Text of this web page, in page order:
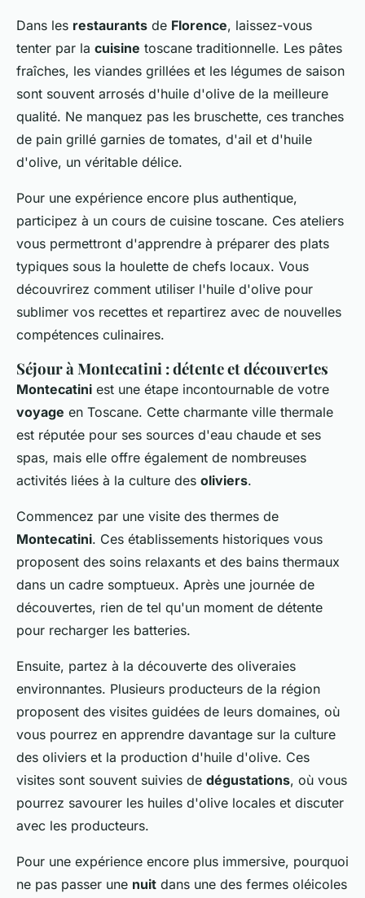
Dans les restaurants de Florence, laissez-vous
tenter par la cuisine toscane traditionnelle. Les pâtes
fraîches, les viandes grillées et les légumes de saison
sont souvent arrosés d'huile d'olive de la meilleure
qualité. Ne manquez pas les bruschette, ces tranches
de pain grillé garnies de tomates, d'ail et d'huile
d'olive, un véritable délice.
Pour une expérience encore plus authentique,
participez à un cours de cuisine toscane. Ces ateliers
vous permettront d'apprendre à préparer des plats
typiques sous la houlette de chefs locaux. Vous
découvrirez comment utiliser l'huile d'olive pour
sublimer vos recettes et repartirez avec de nouvelles
compétences culinaires.
Séjour à Montecatini : détente et découvertes
Montecatini est une étape incontournable de votre
voyage en Toscane. Cette charmante ville thermale
est réputée pour ses sources d'eau chaude et ses
spas, mais elle offre également de nombreuses
activités liées à la culture des oliviers.
Commencez par une visite des thermes de
Montecatini. Ces établissements historiques vous
proposent des soins relaxants et des bains thermaux
dans un cadre somptueux. Après une journée de
découvertes, rien de tel qu'un moment de détente
pour recharger les batteries.
Ensuite, partez à la découverte des oliveraies
environnantes. Plusieurs producteurs de la région
proposent des visites guidées de leurs domaines, où
vous pourrez en apprendre davantage sur la culture
des oliviers et la production d'huile d'olive. Ces
visites sont souvent suivies de dégustations, où vous
pourrez savourer les huiles d'olive locales et discuter
avec les producteurs.
Pour une expérience encore plus immersive, pourquoi
ne pas passer une nuit dans une des fermes oléicoles